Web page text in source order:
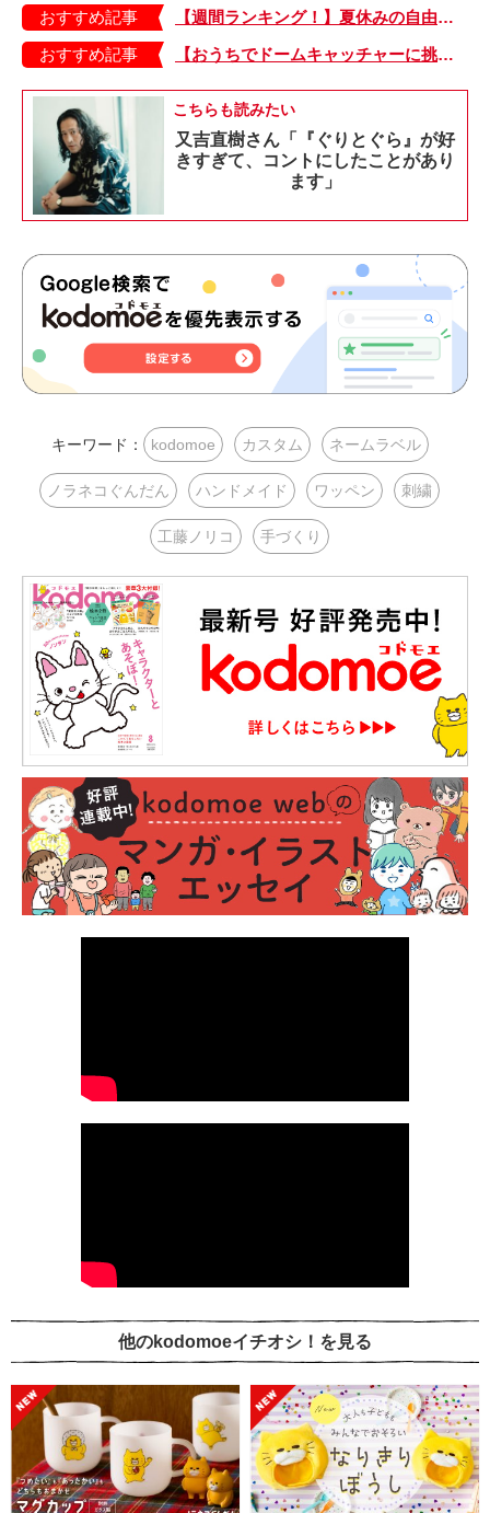
おすすめ記事
【週間ランキング！】夏休みの自由研究記事がランクイン！ kodomoe web 7月12日～18日の週間TOP5★
おすすめ記事
【おうちでドームキャッチャーに挑戦だ】アンパンマン わくわくドームキャッチャー
こちらも読みたい
又吉直樹さん「『ぐりとぐら』が好
きすぎて、コントにしたことがあり
ます」
キーワード： kodomoe カスタム ネームラベル
ノラネコぐんだん ハンドメイド ワッペン 刺繍
工藤ノリコ 手づくり
他のkodomoeイチオシ！を見る